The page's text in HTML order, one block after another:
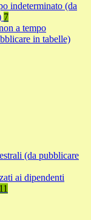
indeterminato (da
7
a tempo
in tabelle)
(da pubblicare
ai dipendenti